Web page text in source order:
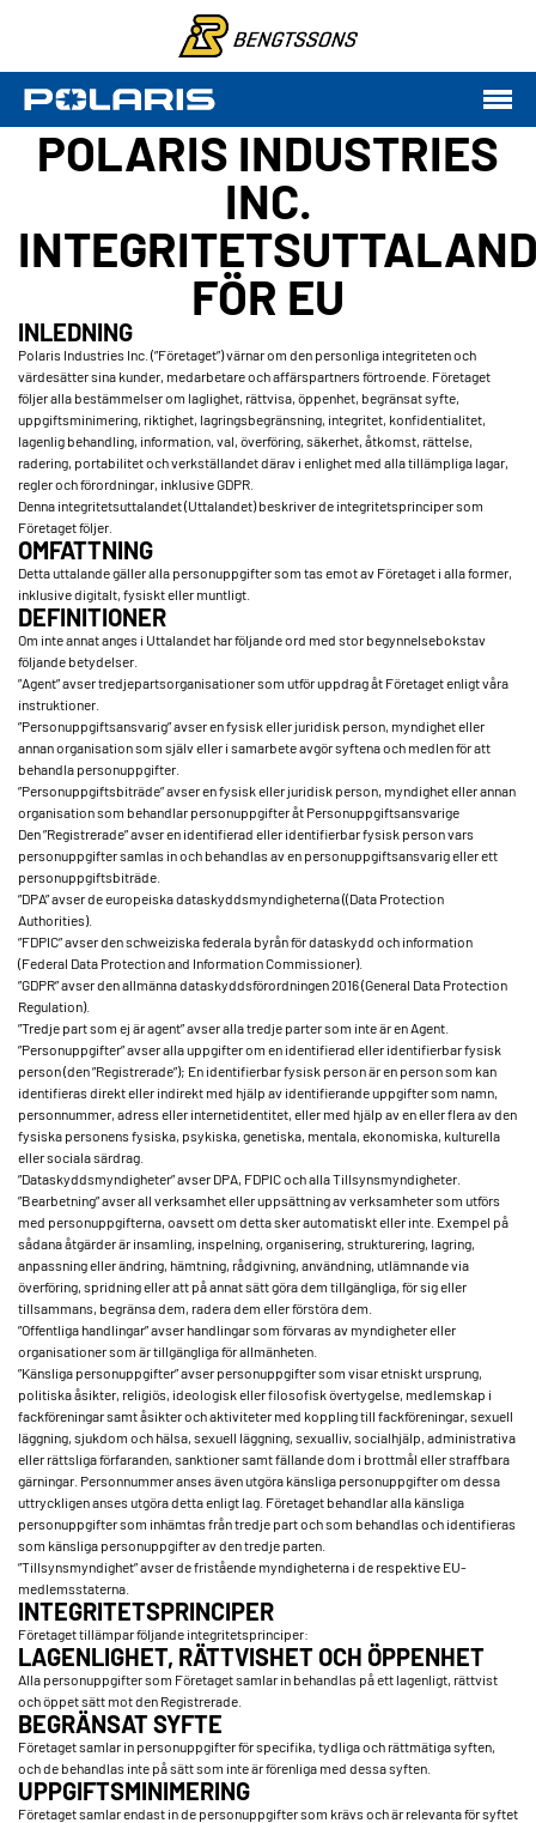
POLARIS INDUSTRIES
INC.
FÖR EU
INLEDNING
Polaris Industries Inc. (”Företaget”) värnar om den personliga integriteten och
värdesätter sina kunder, medarbetare och affärspartners förtroende. Företaget
följer alla bestämmelser om laglighet, rättvisa, öppenhet, begränsat syfte,
uppgiftsminimering, riktighet, lagringsbegränsning, integritet, konfidentialitet,
lagenlig behandling, information, val, överföring, säkerhet, åtkomst, rättelse,
radering, portabilitet och verkställandet därav i enlighet med alla tillämpliga lagar,
regler och förordningar, inklusive GDPR.
Denna integritetsuttalandet (Uttalandet) beskriver de integritetsprinciper som
Företaget följer.
OMFATTNING
Detta uttalande gäller alla personuppgifter som tas emot av Företaget i alla former,
inklusive digitalt, fysiskt eller muntligt.
DEFINITIONER
Om inte annat anges i Uttalandet har följande ord med stor begynnelsebokstav
följande betydelser.
”Agent” avser tredjepartsorganisationer som utför uppdrag åt Företaget enligt våra
instruktioner.
”Personuppgiftsansvarig” avser en fysisk eller juridisk person, myndighet eller
annan organisation som själv eller i samarbete avgör syftena och medlen för att
behandla personuppgifter.
”Personuppgiftsbiträde” avser en fysisk eller juridisk person, myndighet eller annan
organisation som behandlar personuppgifter åt Personuppgiftsansvarige
Den ”Registrerade” avser en identifierad eller identifierbar fysisk person vars
personuppgifter samlas in och behandlas av en personuppgiftsansvarig eller ett
personuppgiftsbiträde.
”DPA” avser de europeiska dataskyddsmyndigheterna ((Data Protection
Authorities).
”FDPIC” avser den schweiziska federala byrån för dataskydd och information
(Federal Data Protection and Information Commissioner).
”GDPR” avser den allmänna dataskyddsförordningen 2016 (General Data Protection
Regulation).
”Tredje part som ej är agent” avser alla tredje parter som inte är en Agent.
”Personuppgifter” avser alla uppgifter om en identifierad eller identifierbar fysisk
person (den ”Registrerade”); En identifierbar fysisk person är en person som kan
identifieras direkt eller indirekt med hjälp av identifierande uppgifter som namn,
personnummer, adress eller internetidentitet, eller med hjälp av en eller flera av den
fysiska personens fysiska, psykiska, genetiska, mentala, ekonomiska, kulturella
eller sociala särdrag.
”Dataskyddsmyndigheter” avser DPA, FDPIC och alla Tillsynsmyndigheter.
”Bearbetning” avser all verksamhet eller uppsättning av verksamheter som utförs
med personuppgifterna, oavsett om detta sker automatiskt eller inte. Exempel på
sådana åtgärder är insamling, inspelning, organisering, strukturering, lagring,
anpassning eller ändring, hämtning, rådgivning, användning, utlämnande via
överföring, spridning eller att på annat sätt göra dem tillgängliga, för sig eller
tillsammans, begränsa dem, radera dem eller förstöra dem.
”Offentliga handlingar” avser handlingar som förvaras av myndigheter eller
organisationer som är tillgängliga för allmänheten.
”Känsliga personuppgifter” avser personuppgifter som visar etniskt ursprung,
politiska åsikter, religiös, ideologisk eller filosofisk övertygelse, medlemskap i
fackföreningar samt åsikter och aktiviteter med koppling till fackföreningar, sexuell
läggning, sjukdom och hälsa, sexuell läggning, sexualliv, socialhjälp, administrativa
eller rättsliga förfaranden, sanktioner samt fällande dom i brottmål eller straffbara
gärningar. Personnummer anses även utgöra känsliga personuppgifter om dessa
uttryckligen anses utgöra detta enligt lag. Företaget behandlar alla känsliga
personuppgifter som inhämtas från tredje part och som behandlas och identifieras
som känsliga personuppgifter av den tredje parten.
”Tillsynsmyndighet” avser de fristående myndigheterna i de respektive EU-
medlemsstaterna.
INTEGRITETSPRINCIPER
Företaget tillämpar följande integritetsprinciper:
LAGENLIGHET, RÄTTVISHET OCH ÖPPENHET
Alla personuppgifter som Företaget samlar in behandlas på ett lagenligt, rättvist
och öppet sätt mot den Registrerade.
BEGRÄNSAT SYFTE
Företaget samlar in personuppgifter för specifika, tydliga och rättmätiga syften,
och de behandlas inte på sätt som inte är förenliga med dessa syften.
UPPGIFTSMINIMERING
Företaget samlar endast in de personuppgifter som krävs och är relevanta för syftet